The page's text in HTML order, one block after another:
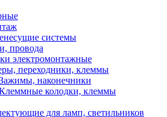
системы
провода
электромонтажные
переходники, клеммы
наконечники
колодки, клеммы
для ламп, светильников